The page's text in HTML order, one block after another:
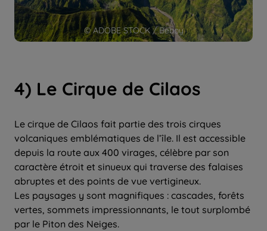
© ADOBE STOCK / Beboy
4) Le Cirque de Cilaos
Le cirque de Cilaos fait partie des trois cirques
volcaniques emblématiques de l’île. Il est accessible
depuis la route aux 400 virages, célèbre par son
caractère étroit et sinueux qui traverse des falaises
abruptes et des points de vue vertigineux.
Les paysages y sont magnifiques : cascades, forêts
vertes, sommets impressionnants, le tout surplombé
par le Piton des Neiges.